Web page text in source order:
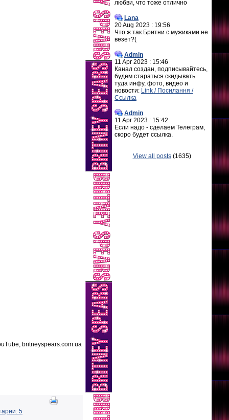
britneyspears.com.ua
5
любви, что тоже отлично
Lana
20 Aug 2023 : 19:56
Что ж так Бритни с мужиками не
везет?(
Admin
11 Apr 2023 : 15:46
Канал создан, подписывайтесь,
будем стараться скидывать
туда инфу, фото, видео и
новости: Link / Посилання /
Ссылка
Admin
11 Apr 2023 : 15:42
Если надо - сделаем Телеграм,
скоро будет ссылка.
View all posts(1635)